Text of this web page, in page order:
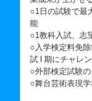
○1日の試験で最
能
○1教科入試、志
○入学検定料免
試 I 期にチャレ
○外部検定試験
○舞台芸術表現